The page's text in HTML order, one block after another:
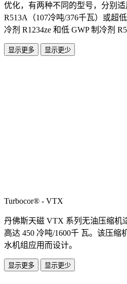
优化，有两种不同的型号，分别适
R513A（107冷吨/376千瓦）或超
冷剂 R1234ze 和低 GWP 制冷剂
显示更多 显示更少
Turbocor® - VTX
丹佛斯天磁 VTX 系列无油压缩机
高达 450 冷吨/1600千 瓦。该压缩
水机组应用而设计。
显示更多 显示更少